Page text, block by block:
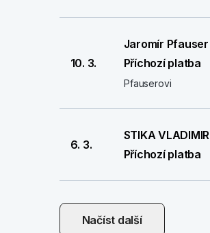
10. 3.
Jaromír Pfauser
Příchozí platba
Pfauserovi
6. 3.
STIKA VLADIMIR
Příchozí platba
Načíst další